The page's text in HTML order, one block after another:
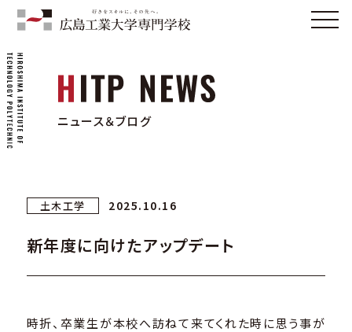
ニュース＆ブログ
土木工学 2025.10.16
新年度に向けたアップデート
時折、卒業生が本校へ訪ねて来てくれた時に思う事が